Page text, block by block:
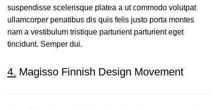
suspendisse scelerisque platea a ut commodo volutpat
ullamcorper penatibus dis quis felis justo porta montes
nam a vestibulum tristique parturient parturient eget
tincidunt. Semper dui.
4. Magisso Finnish Design Movement